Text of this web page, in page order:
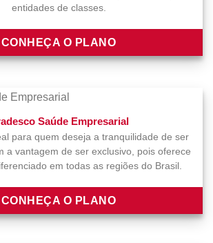
entidades de classes.
CONHEÇA O PLANO
Saúde Empresarial
para quem deseja a tranquilidade de ser
a vantagem de ser exclusivo, pois oferece
em todas as regiões do Brasil.
CONHEÇA O PLANO